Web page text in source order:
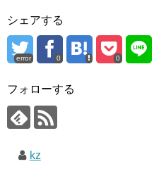
シェアする
error 0 0
フォローする
kz